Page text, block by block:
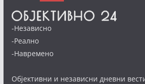
-Независно
-Реално
-Навремено
Објективни и независни дневни